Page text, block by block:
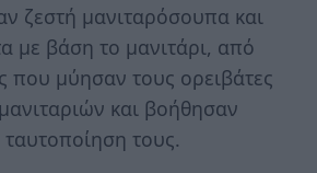
ζεστή μανιταρόσουπα και
με βάση το μανιτάρι, από
που μύησαν τους ορειβάτες
και βοήθησαν
τους.